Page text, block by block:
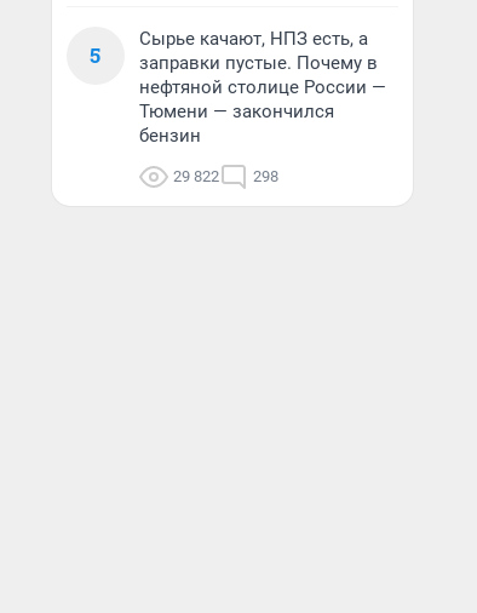
5
Сырье качают, НПЗ есть, а
заправки пустые. Почему в
нефтяной столице России —
Тюмени — закончился
бензин
29 822 298